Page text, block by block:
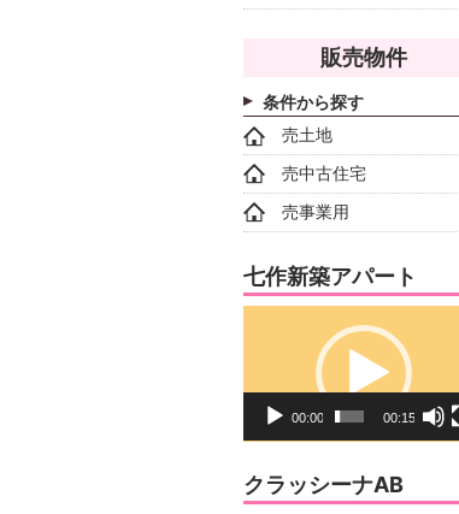
販売物件
条件から探す
売土地
売中古住宅
売事業用
七作新築アパート
ー
00:00 00:15
クラッシーナAB